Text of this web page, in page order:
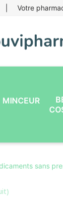
Votre
MINCEUR
sans